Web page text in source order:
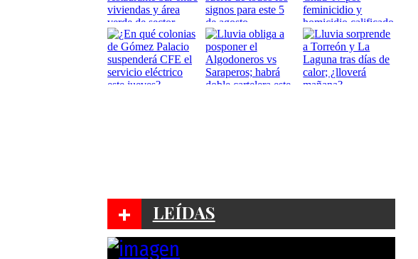
+ LEÍDAS